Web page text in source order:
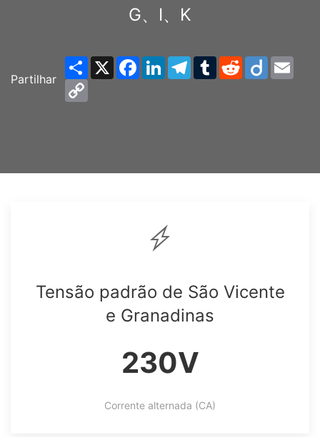
G、I、K
Partilhar
ShareX Facebook
LinkedInTelegram
TumblrRedditDiigo
Tensão padrão de São Vicente
e Granadinas
230V
Corrente alternada (CA)